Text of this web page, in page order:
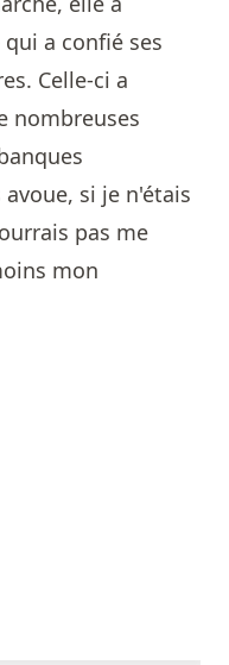
a confié ses
Celle-ci a
nombreuses
si je n'étais
pas me
mon